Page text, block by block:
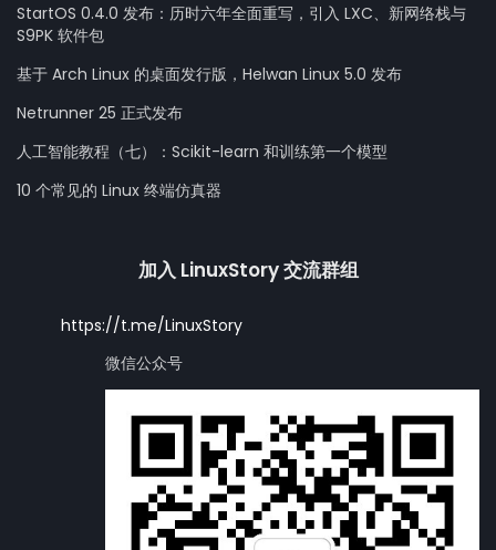
StartOS 0.4.0 发布：历时六年全面重写，引入 LXC、新网络栈与
S9PK 软件包
基于 Arch Linux 的桌面发行版，Helwan Linux 5.0 发布
Netrunner 25 正式发布
人工智能教程（七）：Scikit-learn 和训练第一个模型
10 个常见的 Linux 终端仿真器
加入 LinuxStory 交流群组
https://t.me/LinuxStory
微信公众号